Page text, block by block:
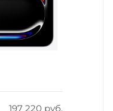
197 220 руб.